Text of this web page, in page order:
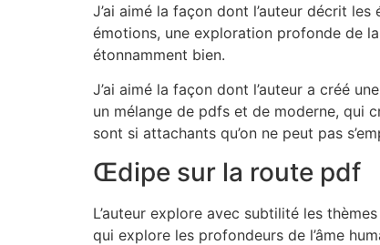
J’ai aimé la façon dont l’auteur décrit
émotions, une exploration profonde de
étonnamment bien.
J’ai aimé la façon dont l’auteur a créé
un mélange de pdfs et de moderne, qui
sont si attachants qu’on ne peut pas
Œdipe sur la route pdf
L’auteur explore avec subtilité les
qui explore les profondeurs de l’âme